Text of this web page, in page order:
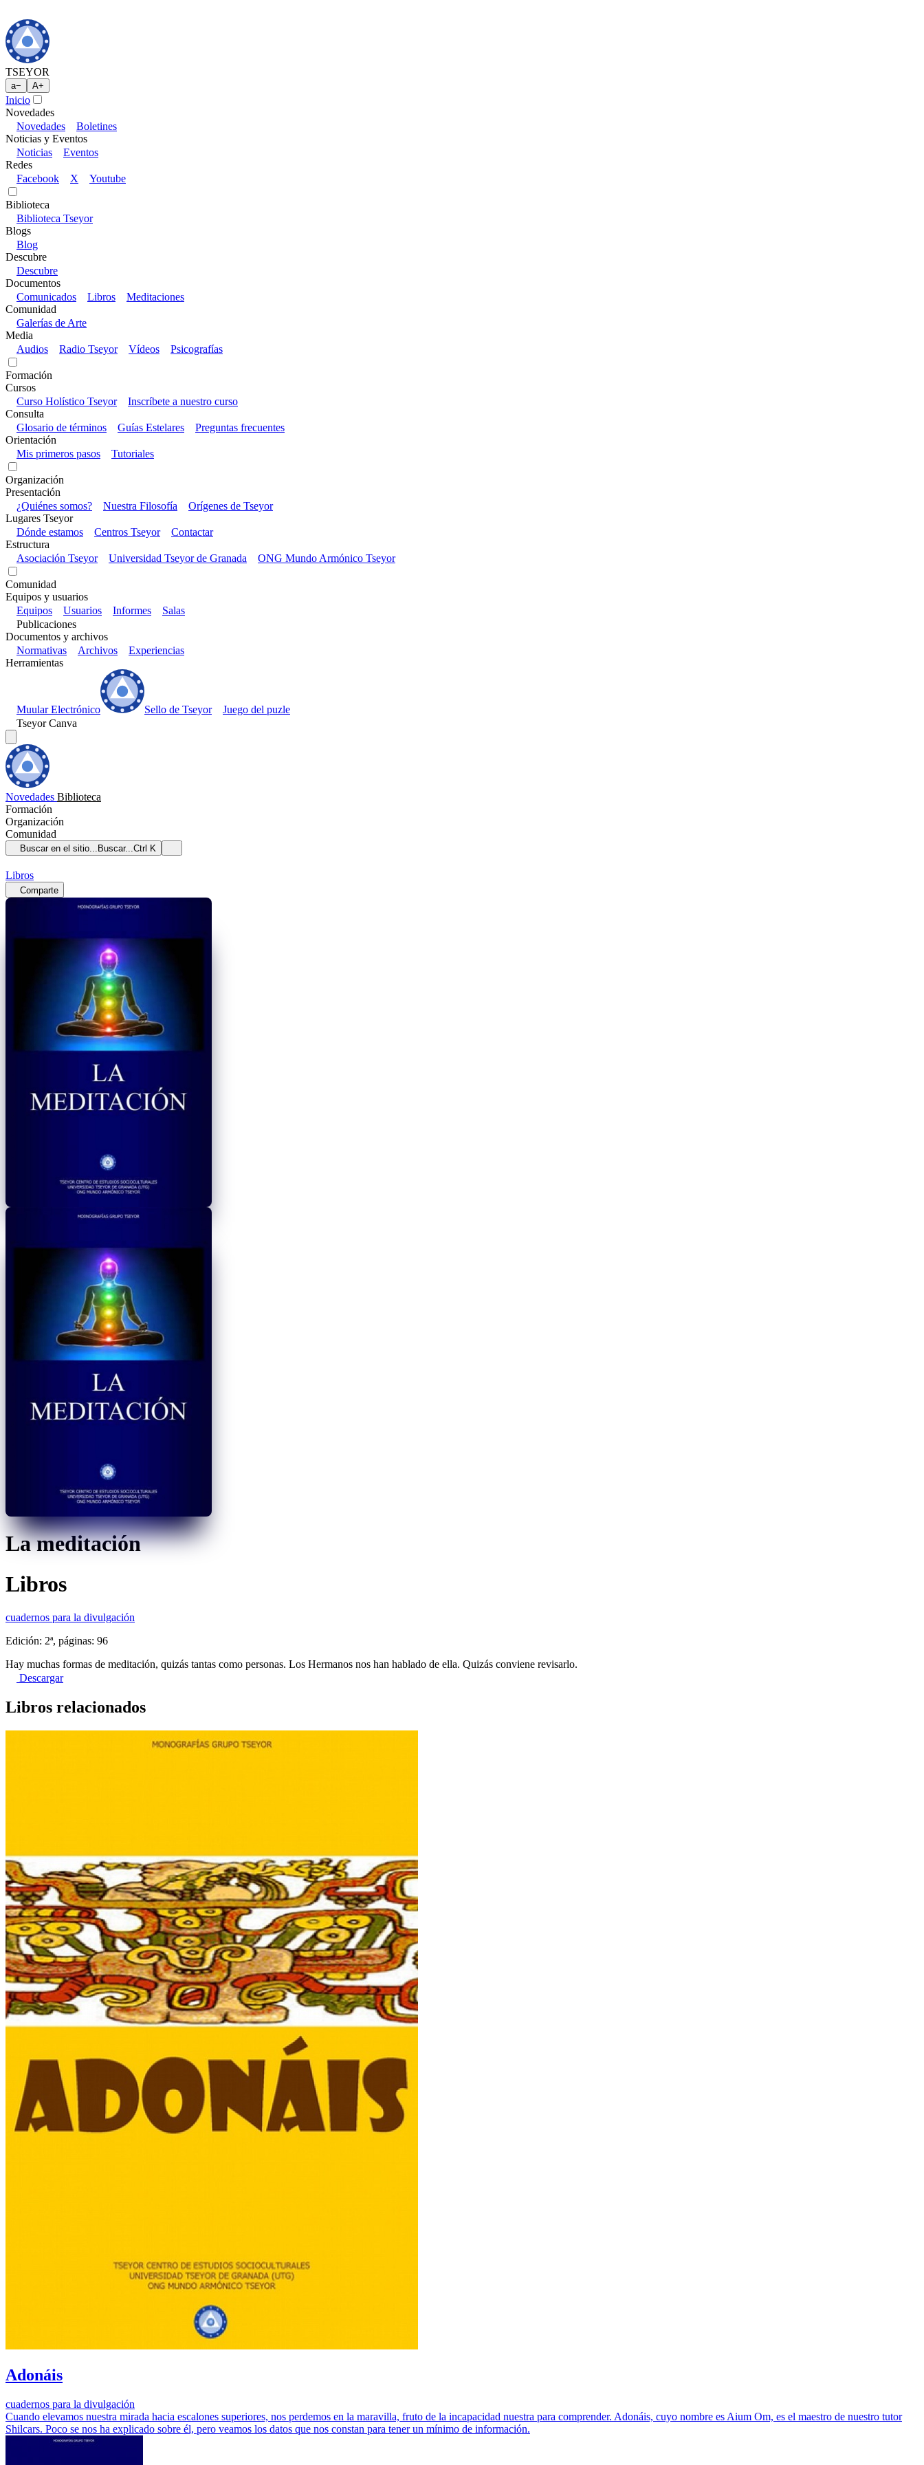
TSEYOR
a− A+
Inicio
Novedades
Novedades
Boletines
Noticias y Eventos
Noticias
Eventos
Redes
Facebook
X Youtube
Biblioteca
Biblioteca Tseyor
Blogs
Blog
Descubre
Descubre
Documentos
Comunicados
Libros
Meditaciones
Comunidad
Galerías de Arte
Media
Audios
Radio Tseyor Vídeos Psicografías
Formación
Cursos
Curso Holístico Tseyor
Inscríbete a nuestro curso
Consulta
Glosario de términos
Guías Estelares
Preguntas frecuentes
Orientación
Mis primeros pasos
Tutoriales
Organización
Presentación
¿Quiénes somos?
Nuestra Filosofía
Orígenes de Tseyor
Lugares Tseyor
Dónde estamos
Centros Tseyor
Contactar
Estructura
Asociación Tseyor
Universidad Tseyor de Granada ONG Mundo Armónico Tseyor
Comunidad
Equipos y usuarios
Equipos
Usuarios Informes
Salas
Publicaciones
Documentos y archivos
Normativas
Archivos
Experiencias
Herramientas
Muular Electrónico Sello de Tseyor
Juego del puzle
Tseyor Canva
Novedades Biblioteca
Formación
Organización
Comunidad
Buscar en el sitio... Buscar...Ctrl K
Libros
Comparte
La meditación
Libros
cuadernos para la divulgación
Edición: 2ª, páginas: 96
Hay muchas formas de meditación, quizás tantas como personas. Los Hermanos nos han hablado de ella. Quizás conviene revisarlo.
Descargar
Libros relacionados
Adonáis
cuadernos para la divulgación
Cuando elevamos nuestra mirada hacia escalones superiores, nos perdemos en la maravilla, fruto de la incapacidad nuestra para comprender. Adonáis, cuyo nombre es Aium Om, es el maestro de nuestro tutor
Shilcars. Poco se nos ha explicado sobre él, pero veamos los datos que nos constan para tener un mínimo de información.